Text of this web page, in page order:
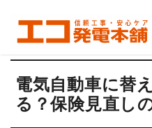
電気自動車に替
る？保険見直し